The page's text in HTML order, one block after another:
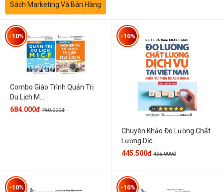
Sách Marketing Và Bán Hàng
Combo Giáo Trình Quản Trị
Du Lịch M...
-10%
684.000đ 760.000đ
Chuyên Khảo Đo Lường Chất
Lượng Dịc...
-10%
445.500đ 495.000đ
-10% -10%